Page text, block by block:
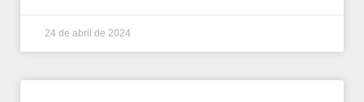
24 de abril de 2024